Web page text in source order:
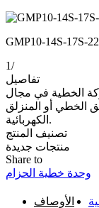
GMP10-14S-17S-
1/
تفاصيل
الخطية في مجال
الخطي أو المنزلق
الكهربائية.
تصنيف المنتج
منتجات جديدة
Share to
وحدة خطية الحزام
الأوصاف